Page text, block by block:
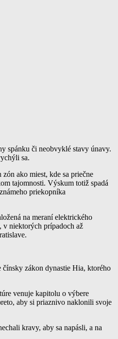
spánku či neobvyklé stavy únavy.
sa.
ako miest, kde sa priečne
tajomnosti. Výskum totiž spadá
priekopníka
na meraní elektrického
v niektorých prípadoch až
čínsky zákon dynastie Hia, ktorého
venuje kapitolu o výbere
aby si priaznivo naklonili svoje
kravy, aby sa napásli, a na